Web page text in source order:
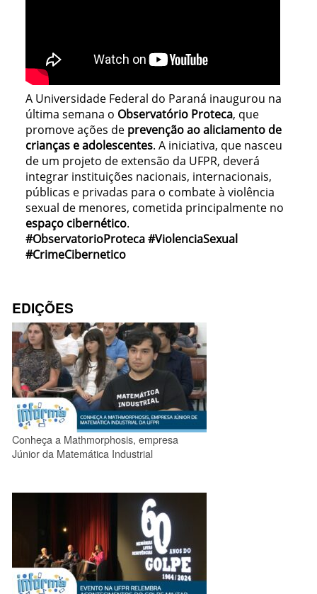
A Universidade Federal do Paraná inaugurou na
última semana o Observatório Proteca, que
promove ações de prevenção ao aliciamento de
crianças e adolescentes. A iniciativa, que nasceu
de um projeto de extensão da UFPR, deverá
integrar instituições nacionais, internacionais,
públicas e privadas para o combate à violência
sexual de menores, cometida principalmente no
espaço cibernético.
#ObservatorioProteca #ViolenciaSexual
#CrimeCibernetico
EDIÇÕES
Conheça a Mathmorphosis, empresa
Júnior da Matemática Industrial